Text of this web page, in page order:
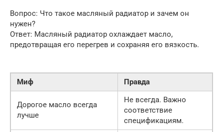
Вопрос: Что такое масляный радиатор и зачем он
нужен?
Ответ: Масляный радиатор охлаждает масло,
предотвращая его перегрев и сохраняя его вязкость.
Миф Правда
Дорогое масло всегда
лучше
Не всегда. Важно
соответствие
спецификациям.